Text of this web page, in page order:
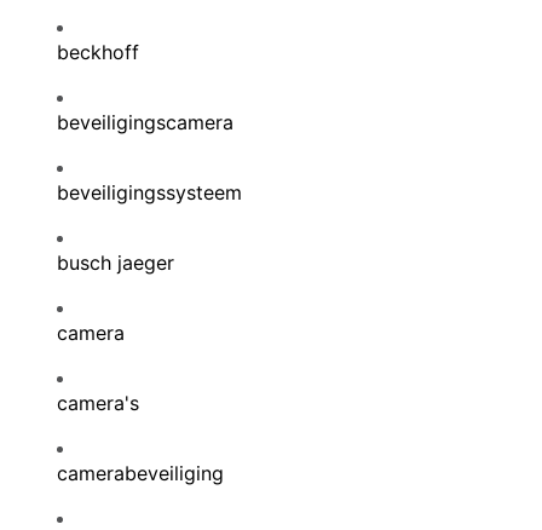
beckhoff
beveiligingscamera
beveiligingssysteem
busch jaeger
camera
camera's
camerabeveiliging